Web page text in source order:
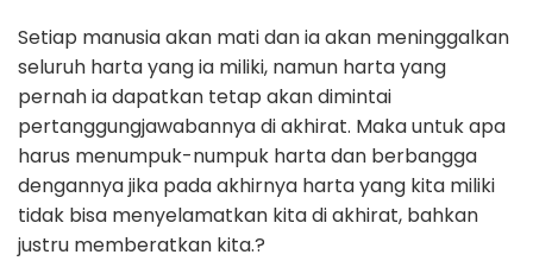
Setiap manusia akan mati dan ia akan meninggalkan
seluruh harta yang ia miliki, namun harta yang
pernah ia dapatkan tetap akan dimintai
pertanggungjawabannya di akhirat. Maka untuk apa
harus menumpuk-numpuk harta dan berbangga
dengannya jika pada akhirnya harta yang kita miliki
tidak bisa menyelamatkan kita di akhirat, bahkan
justru memberatkan kita.?